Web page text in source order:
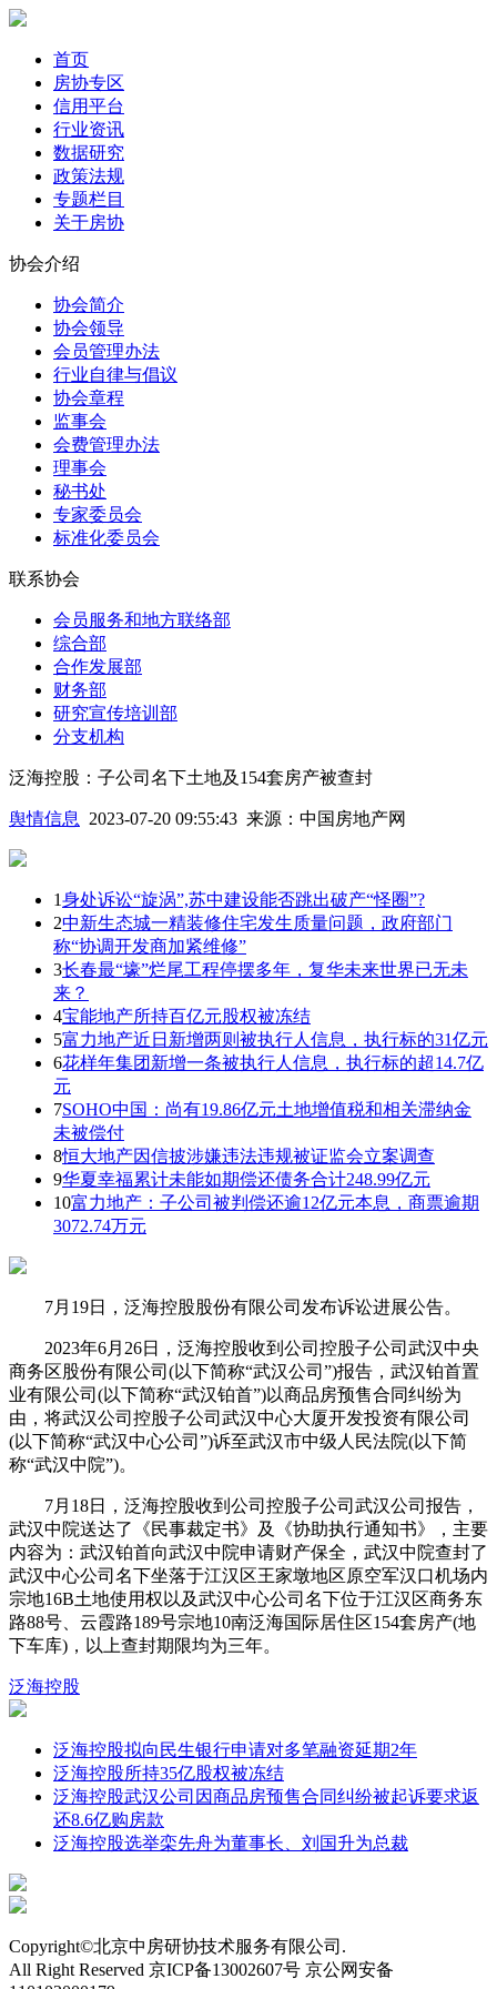
首页
房协专区
信用平台
行业资讯
数据研究
政策法规
专题栏目
关于房协
协会介绍
协会简介
协会领导
会员管理办法
行业自律与倡议
协会章程
监事会
会费管理办法
理事会
秘书处
专家委员会
标准化委员会
联系协会
会员服务和地方联络部
综合部
合作发展部
财务部
研究宣传培训部
分支机构
泛海控股：子公司名下土地及154套房产被查封
舆情信息 2023-07-20 09:55:43 来源： 中国房地产网
1身处诉讼“旋涡”,苏中建设能否跳出破产“怪圈”?
2中新生态城一精装修住宅发生质量问题，政府部门
称“协调开发商加紧维修”
3长春最“壕”烂尾工程停摆多年，复华未来世界已无未
来？
4宝能地产所持百亿元股权被冻结
5富力地产近日新增两则被执行人信息，执行标的31亿元
6花样年集团新增一条被执行人信息，执行标的超14.7亿
元
7SOHO中国：尚有19.86亿元土地增值税和相关滞纳金
未被偿付
8恒大地产因信披涉嫌违法违规被证监会立案调查
9华夏幸福累计未能如期偿还债务合计248.99亿元
10富力地产：子公司被判偿还逾12亿元本息，商票逾期
3072.74万元
7月19日，泛海控股股份有限公司发布诉讼进展公告。
2023年6月26日，泛海控股收到公司控股子公司武汉中央
商务区股份有限公司(以下简称“武汉公司”)报告，武汉铂首置
业有限公司(以下简称“武汉铂首”)以商品房预售合同纠纷为
由，将武汉公司控股子公司武汉中心大厦开发投资有限公司
(以下简称“武汉中心公司”)诉至武汉市中级人民法院(以下简
称“武汉中院”)。
7月18日，泛海控股收到公司控股子公司武汉公司报告，
武汉中院送达了《民事裁定书》及《协助执行通知书》，主要
内容为：武汉铂首向武汉中院申请财产保全，武汉中院查封了
武汉中心公司名下坐落于江汉区王家墩地区原空军汉口机场内
宗地16B土地使用权以及武汉中心公司名下位于江汉区商务东
路88号、云霞路189号宗地10南泛海国际居住区154套房产(地
下车库)，以上查封期限均为三年。
泛海控股
泛海控股拟向民生银行申请对多笔融资延期2年
泛海控股所持35亿股权被冻结
泛海控股武汉公司因商品房预售合同纠纷被起诉要求返
还8.6亿购房款
泛海控股选举栾先舟为董事长、刘国升为总裁
Copyright©北京中房研协技术服务有限公司.
All Right Reserved 京ICP备13002607号 京公网安备